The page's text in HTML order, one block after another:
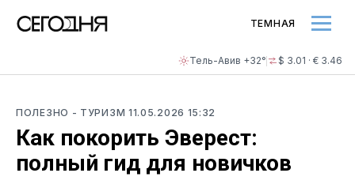
Тель-Авив +32° $ 3.01 · € 3.46
ТЕМНАЯ
ПОЛЕЗНО - ТУРИЗМ 11.05.2026 15:32
Как покорить Эверест:
полный гид для новичков